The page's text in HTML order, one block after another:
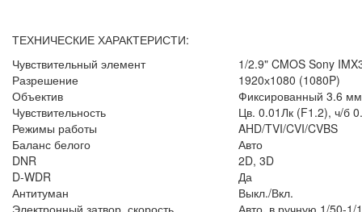
ТЕХНИЧЕСКИЕ ХАРАКТЕРИСТИ:
Чувствительный элемент
1/2.9" CMOS Sony
Разрешение
1920х1080 (1080P)
Объектив
Фиксированный 3.6 мм
Чувствительность
Цв. 0.01Лк (F1.2), ч/б
Режимы работы
AHD/TVI/CVI/CVBS
Баланс белого
Авто
DNR
2D, 3D
D-WDR
Да
Антитуман
Выкл./Вкл.
Электронный затвор, скорость
Авто, в ручную 1/50-1/